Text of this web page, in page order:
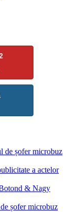
de șofer microbuz
a actelor
& Nagy
șofer microbuz